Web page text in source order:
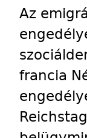
Az
francia